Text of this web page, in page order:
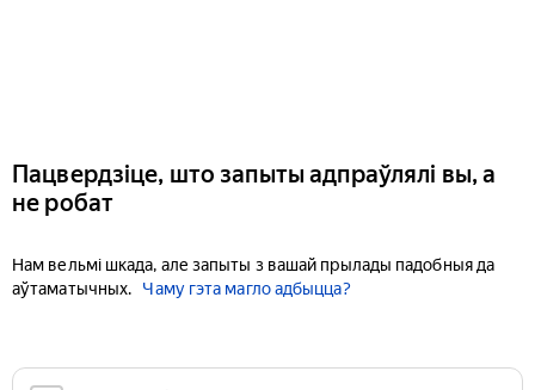
Пацвердзіце, што запыты адпраўлялі вы, а
не робат
Нам вельмі шкада, але запыты з вашай прылады падобныя да
аўтаматычных.
Чаму гэта магло адбыцца?